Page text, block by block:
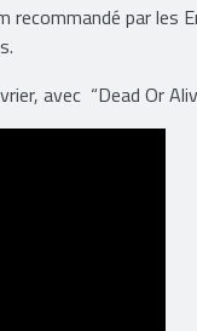
recommandé par les
avec “Dead Or